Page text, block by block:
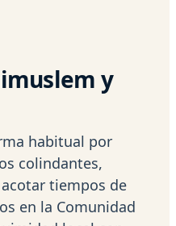
y
habitual por
colindantes,
tiempos de
en la Comunidad